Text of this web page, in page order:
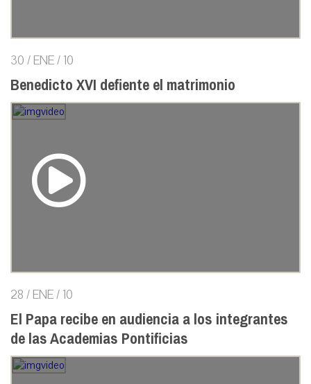
30 / ENE / 10
Benedicto XVI defiente el matrimonio
28 / ENE / 10
El Papa recibe en audiencia a los integrantes
de las Academias Pontificias